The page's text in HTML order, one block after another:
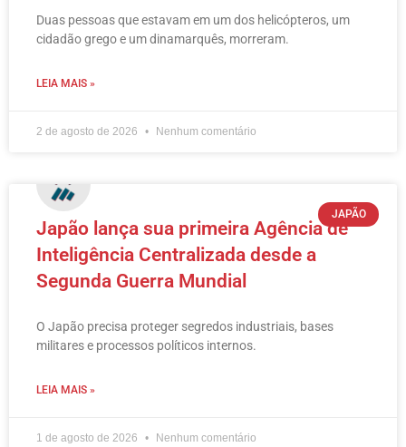
Duas pessoas que estavam em um dos helicópteros, um
cidadão grego e um dinamarquês, morreram.
LEIA MAIS »
2 de agosto de 2026 Nenhum comentário
JAPÃO
Japão lança sua primeira Agência de
Inteligência Centralizada desde a
Segunda Guerra Mundial
O Japão precisa proteger segredos industriais, bases
militares e processos políticos internos.
LEIA MAIS »
1 de agosto de 2026 Nenhum comentário